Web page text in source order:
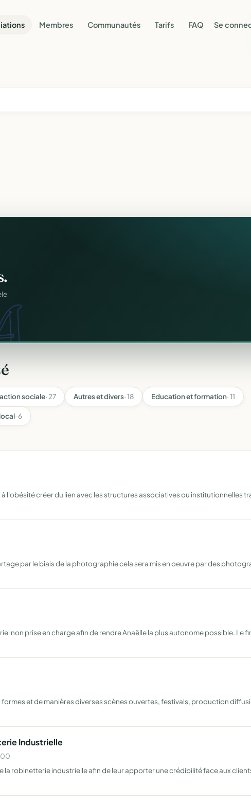
Membres Communautés Tarifs FAQ Se
sociale· 27 Autres et divers· 18 Education et formation· 11
· 6
créer du lien avec les structures associatives ou institutionnelles
par le biais de la photographie cela sera mis en oeuvre par des
non prise en charge afin de rendre Anaëlle la plus autonome possible. Le
et de manières diverses scènes ouvertes, festivals, production
Industrielle
robinetterie industrielle afin de leur apporter une crédibilité face aux